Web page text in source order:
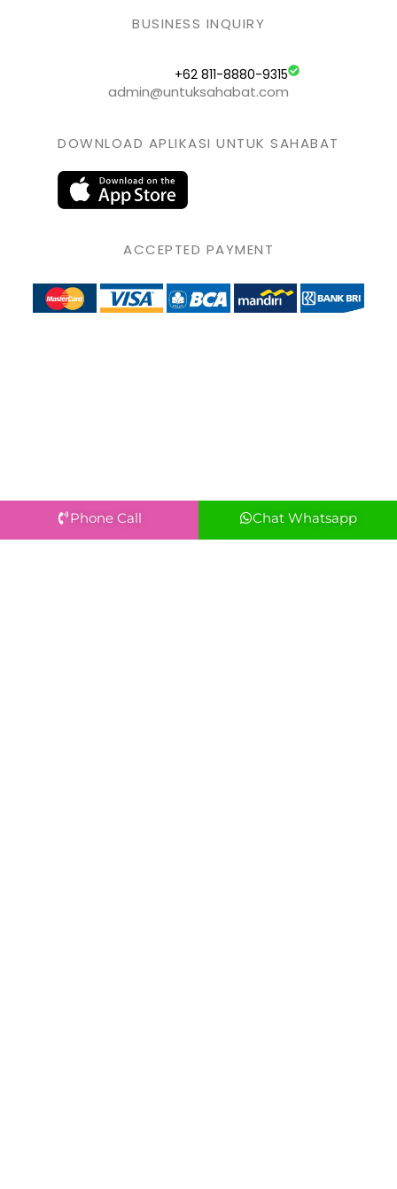
BUSINESS INQUIRY
+62 811-8880-9315
admin@untuksahabat.com
DOWNLOAD APLIKASI UNTUK SAHABAT
ACCEPTED PAYMENT
Phone Call Chat Whatsapp